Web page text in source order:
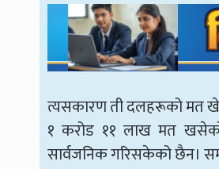
त्यसकारण ती दलहरूको मत खेर
१ करोड ११ लाख मत
सार्वजनिक गरिसकेको छैन।